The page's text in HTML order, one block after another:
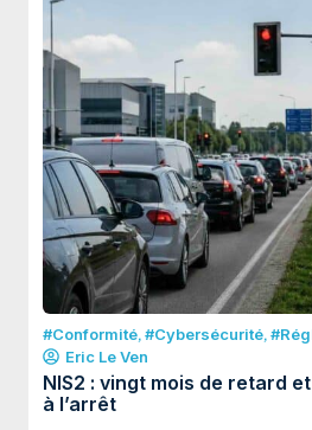
#Conformité,#Cybersécurité,
Eric Le Ven
NIS2 : vingt mois de retard
à l’arrêt